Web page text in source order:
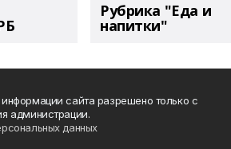
Рубрика "Еда и
напитки"
сайта разрешено только с
администрации.
данных